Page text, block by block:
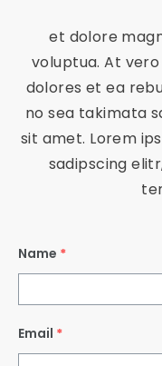
et dolore
voluptua. At
dolores et ea
no sea takimata
sit amet. Lorem
sadipscing
Name *
Email *